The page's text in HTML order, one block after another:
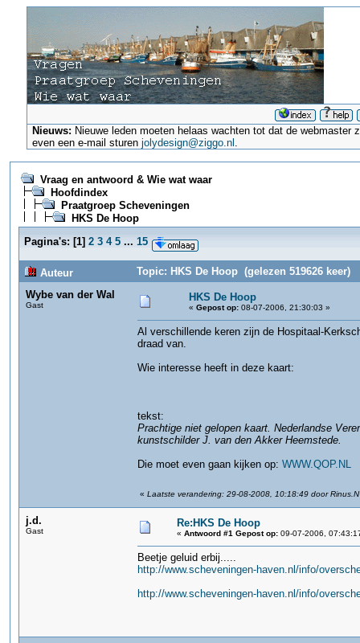
Nieuws: Nieuwe leden moeten helaas wachten tot dat de
even een e-mail sturenjolydesign@ziggo.nl .
Vraag en antwoord & Wie wat waar
Hoofdindex
Praatgroep Scheveningen
HKS De Hoop
Pagina's: [1] 2 3 4 5 ... 15
Auteur
Topic: HKS De Hoop (gelezen 519626 keer)
Wybe van der Wal
Gast
HKS De Hoop
« Gepost op: 08-07-2006, 21:30:03 »
Al verschillende keren zijn de Hospitaal-
draad van.
Wie interesse heeft in deze kaart:
tekst:
Prachtige niet gelopen kaart. Nederlandse
kunstschilder J. van den Akker Heemstede.
Die moet even gaan kijken op: WWW.QOP.NL
« Laatste verandering: 29-08-2008, 10:18:49 door Rinus.N
j.d.
Gast
Re:HKS De Hoop
« Antwoord #1 Gepost op: 09-07-2006,
Beetje geluid erbij.....
http://www.scheveningen-haven.nl/info/
http://www.scheveningen-haven.nl/info/